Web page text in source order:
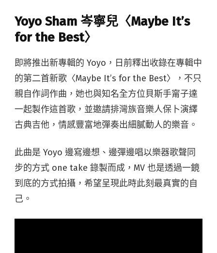
Yoyo Sham 岑寧兒〈Maybe It’s
for the Best〉
即將推出新專輯的 Yoyo，日前釋出收錄在專輯中
的第二首新歌〈Maybe It’s for the Best〉，不只
親自作詞作曲，她也與知名全方位貝斯手甯子達
一起製作這首歌，並邀請排灣族音樂人保卜演繹
古典吉他，情感豐富地彈奏出細膩動人的樂音。
此曲是 Yoyo 邊寫邊想、邊彈邊唱以樂器歌聲同
步的方式 one take 錄製而成，MV 也是透過一鏡
到底的方式拍攝，希望呈現此時此刻最真實的自
己。